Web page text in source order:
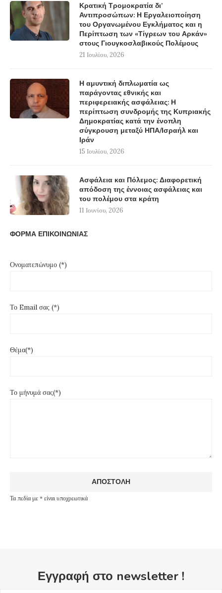
Κρατική Τρομοκρατία δι’
Αντιπροσώπων: Η Εργαλειοποίηση
του Οργανωμένου Εγκλήματος και η
Περίπτωση των «Τίγρεων του Αρκάν»
στους Γιουγκοσλαβικούς Πολέμους
21 Ιουλίου, 2026
Η αμυντική διπλωματία ως
παράγοντας εθνικής και
περιφερειακής ασφάλειας: Η
περίπτωση συνδρομής της Κυπριακής
Δημοκρατίας κατά την ένοπλη
σύγκρουση μεταξύ ΗΠΑ/Ισραήλ και
Ιράν
15 Ιουλίου, 2026
Ασφάλεια και Πόλεμος: Διαφορετική
απόδοση της έννοιας ασφάλειας και
του πολέμου στα κράτη
11 Ιουνίου, 2026
ΦΟΡΜΑ ΕΠΙΚΟΙΝΩΝΙΑΣ
Ονοματεπώνυμο (*)
Το Email σας (*)
Θέμα(*)
Το μήνυμά σας(*)
Τα πεδία με * είναι υποχρεωτικά
Εγγραφή στο newsletter !